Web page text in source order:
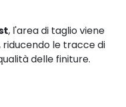
, l'area di taglio viene
le tracce di
delle finiture.